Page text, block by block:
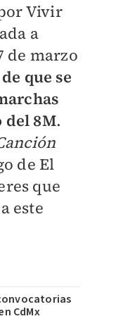
Vivir
a
de marzo
que se
del 8M.
de El
que
este
CdMx